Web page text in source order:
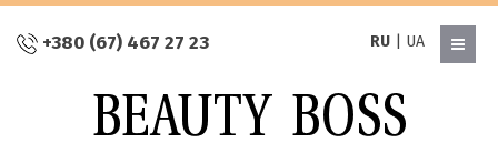
+380 (67) 467 27 23 RU| UA